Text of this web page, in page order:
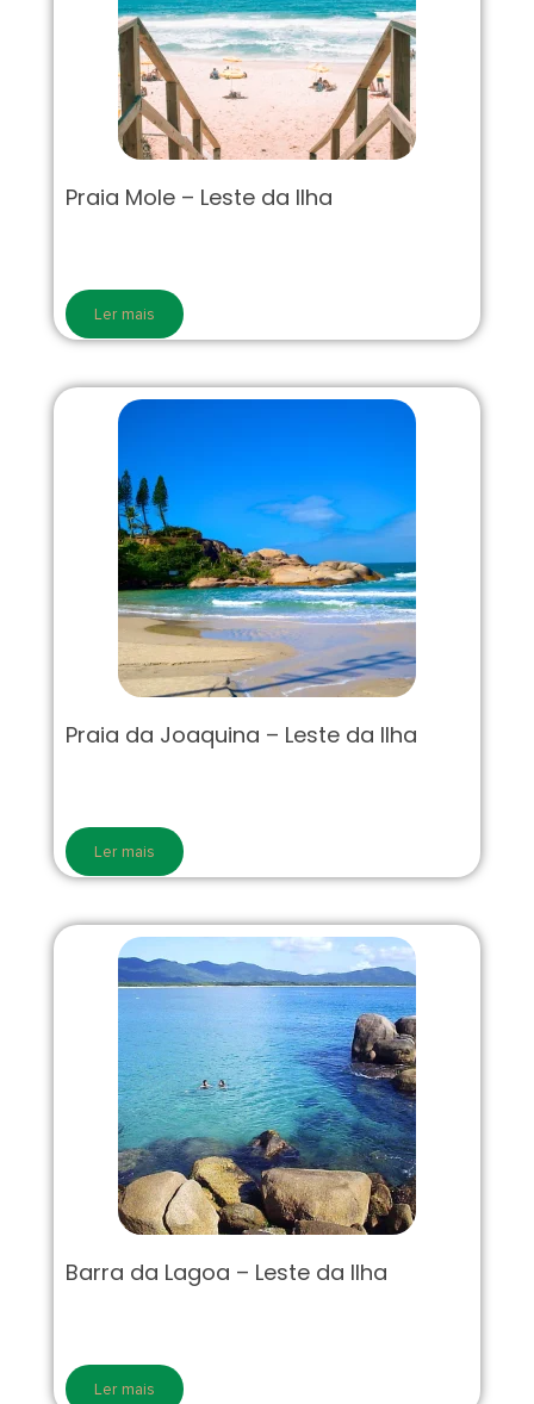
Praia Mole – Leste da Ilha
Ler mais
Praia da Joaquina – Leste da Ilha
Ler mais
Barra da Lagoa – Leste da Ilha
Ler mais